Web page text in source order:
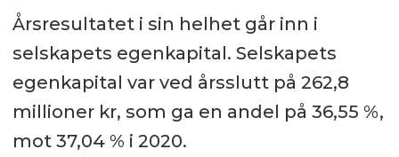
Årsresultatet i sin helhet går inn i
selskapets egenkapital. Selskapets
egenkapital var ved årsslutt på 262,8
millioner kr, som ga en andel på 36,55 %,
mot 37,04 % i 2020.